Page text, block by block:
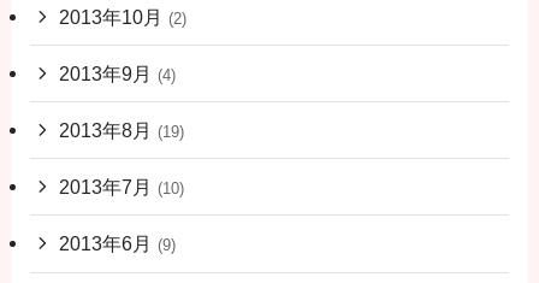
2013年10月 (2)
2013年9月 (4)
2013年8月 (19)
2013年7月 (10)
2013年6月 (9)